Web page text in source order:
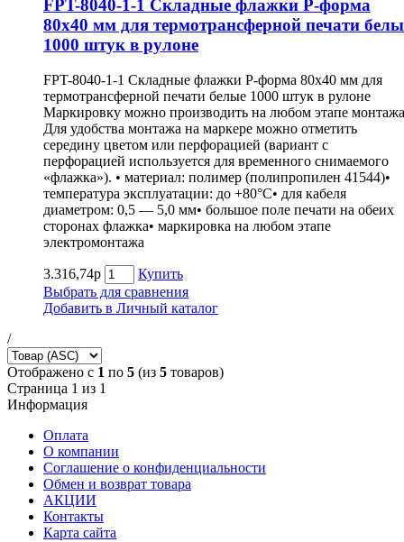
FPT-8040-1-1 Складные флажки P-форма
80х40 мм для термотрансферной печати
1000 штук в рулоне
FPT-8040-1-1 Складные флажки P-форма 80х40 мм для
термотрансферной печати белые 1000 штук в рулоне
Маркировку можно производить на любом этапе
Для удобства монтажа на маркере можно отметить
середину цветом или перфорацией (вариант с
перфорацией используется для временного снимаемого
«флажка»). • материал: полимер (полипропилен 41544)•
температура эксплуатации: до +80°С• для кабеля
диаметром: 0,5 — 5,0 мм• большое поле печати на обеих
сторонах флажка• маркировка на любом этапе
электромонтажа
3.316,74р
Купить
Выбрать для сравнения
Добавить в Личный каталог
/
Отображено с 1 по 5 (из 5 товаров)
Страница 1 из 1
Информация
Оплата
О компании
Соглашение о конфиденциальности
Обмен и возврат товара
АКЦИИ
Контакты
Карта сайта